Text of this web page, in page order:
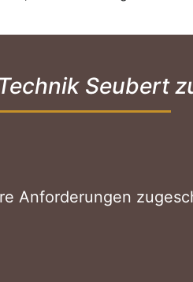
Seubert
Anforderungen